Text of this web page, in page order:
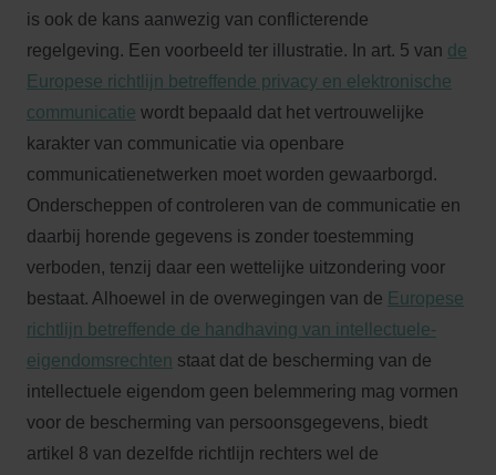
is ook de kans aanwezig van conflicterende
regelgeving. Een voorbeeld ter illustratie. In art. 5 van de
Europese richtlijn betreffende privacy en elektronische
communicatie wordt bepaald dat het vertrouwelijke
karakter van communicatie via openbare
communicatienetwerken moet worden gewaarborgd.
Onderscheppen of controleren van de communicatie en
daarbij horende gegevens is zonder toestemming
verboden, tenzij daar een wettelijke uitzondering voor
bestaat. Alhoewel in de overwegingen van de Europese
richtlijn betreffende de handhaving van intellectuele-
eigendomsrechten staat dat de bescherming van de
intellectuele eigendom geen belemmering mag vormen
voor de bescherming van persoonsgegevens, biedt
artikel 8 van dezelfde richtlijn rechters wel de